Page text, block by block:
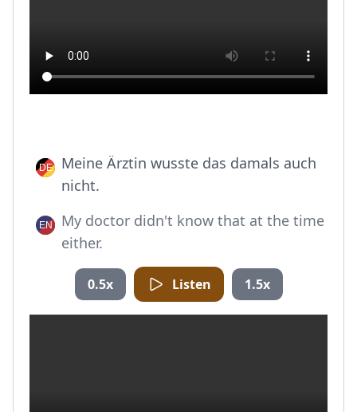
Meine Ärztin wusste das damals auch
nicht.
My doctor didn't know that at the time
either.
0.5x Listen 1.5x